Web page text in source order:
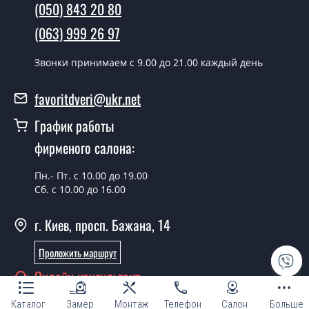
Каталог Замер Монтаж Телефон Салон Больше
день.
Можно на сегодня вызвать
У вас есть в наличии готовые двери
Да, мы имеем большой ассортимент готовых входных
Какая стоимость самых дешевых
От 5200 грн.
Нужны двери входные эконом
класса, что посоветуете?
Каждый наш совет индивидуальный, в том числе и по
(050) 843 20 80
(063) 999 26 97
Звонки принимаем c 9.00 до 21.00 каждый день
favoritdveri@ukr.net
График работы
фирменого салона:
Пн.- Пт. с 10.00 до 19.00
Сб. с 10.00 до 16.00
г. Киев, просп. Бажана, 14
Проложить маршрут
Онлайн консультант